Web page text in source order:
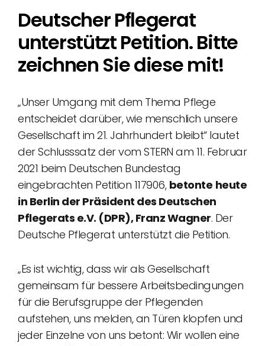
Deutscher Pflegerat
unterstützt Petition. Bitte
zeichnen Sie diese mit!
„Unser Umgang mit dem Thema Pflege
entscheidet darüber, wie menschlich unsere
Gesellschaft im 21. Jahrhundert bleibt“ lautet
der Schlusssatz der vom STERN am 11. Februar
2021 beim Deutschen Bundestag
eingebrachten Petition 117906, betonte heute
in Berlin der Präsident des Deutschen
Pflegerats e.V. (DPR), Franz Wagner. Der
Deutsche Pflegerat unterstützt die Petition.
„Es ist wichtig, dass wir als Gesellschaft
gemeinsam für bessere Arbeitsbedingungen
für die Berufsgruppe der Pflegenden
aufstehen, uns melden, an Türen klopfen und
jeder Einzelne von uns betont: Wir wollen eine